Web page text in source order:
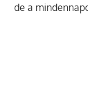
de a